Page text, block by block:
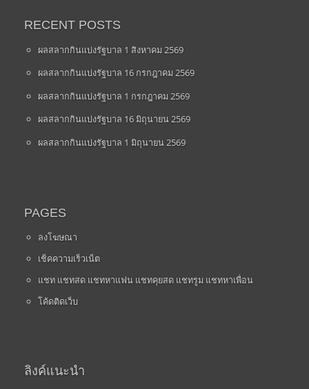
RECENT POSTS
ผลสลากกินแบ่งรัฐบาล 1 สิงหาคม 2569
ผลสลากกินแบ่งรัฐบาล 16 กรกฎาคม 2569
ผลสลากกินแบ่งรัฐบาล 1 กรกฎาคม 2569
ผลสลากกินแบ่งรัฐบาล 16 มิถุนายน 2569
ผลสลากกินแบ่งรัฐบาล 1 มิถุนายน 2569
PAGES
ลงโฆษณา
เช็คความเร็วเน็ต
แชท แชทสด แชทหาแฟน แชทคุยสด แชทรูม แชทหาเพื่อน
โค้ดติดเว็บ
ลิงค์แนะนำ